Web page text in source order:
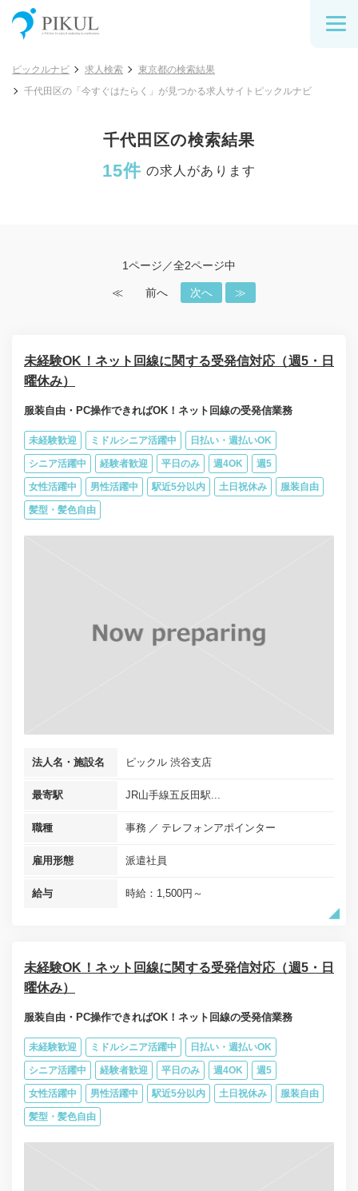
ピックルナビ 求人検索
東京都の検索結果
千代田区の「今すぐはたらく」が見つかる求人サイトピックルナビ
千代田区の検索結果
15件 の求人があります
1ページ／全2ページ中
≪ 前へ 次へ ≫
未経験OK！ネット回線に関する受発信対応（週5・日
曜休み）
服装自由・PC操作できればOK！ネット回線の受発信業務
未経験歓迎 ミドルシニア活躍中 日払い・週払いOK
シニア活躍中 経験者歓迎 平日のみ 週4OK 週5
女性活躍中 男性活躍中 駅近5分以内 土日祝休み 服装自由
髪型・髪色自由
法人名・施設名 ピックル 渋谷支店
最寄駅 JR山手線五反田駅...
職種 事務 テレフォンアポインター
雇用形態 派遣社員
給与 時給：1,500円～
未経験OK！ネット回線に関する受発信対応（週5・日
曜休み）
服装自由・PC操作できればOK！ネット回線の受発信業務
未経験歓迎 ミドルシニア活躍中 日払い・週払いOK
シニア活躍中 経験者歓迎 平日のみ 週4OK 週5
女性活躍中 男性活躍中 駅近5分以内 土日祝休み 服装自由
髪型・髪色自由